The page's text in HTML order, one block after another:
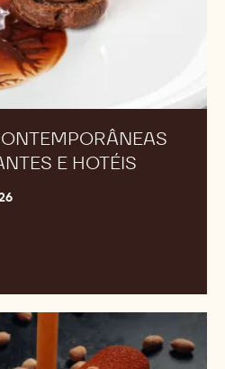
E HOTÉIS